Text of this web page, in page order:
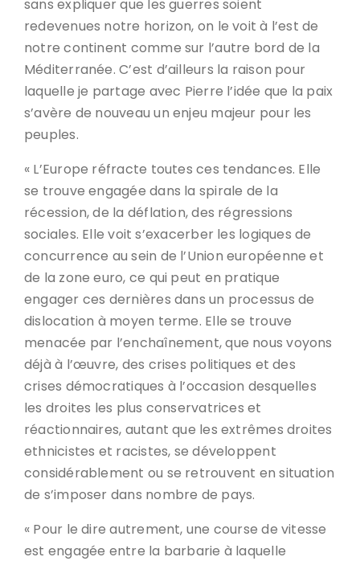
sans expliquer que les guerres soient
redevenues notre horizon, on le voit à l’est de
notre continent comme sur l’autre bord de la
Méditerranée. C’est d’ailleurs la raison pour
laquelle je partage avec Pierre l’idée que la paix
s’avère de nouveau un enjeu majeur pour les
peuples.
« L’Europe réfracte toutes ces tendances. Elle
se trouve engagée dans la spirale de la
récession, de la déflation, des régressions
sociales. Elle voit s’exacerber les logiques de
concurrence au sein de l’Union européenne et
de la zone euro, ce qui peut en pratique
engager ces dernières dans un processus de
dislocation à moyen terme. Elle se trouve
menacée par l’enchaînement, que nous voyons
déjà à l’œuvre, des crises politiques et des
crises démocratiques à l’occasion desquelles
les droites les plus conservatrices et
réactionnaires, autant que les extrêmes droites
ethnicistes et racistes, se développent
considérablement ou se retrouvent en situation
de s’imposer dans nombre de pays.
« Pour le dire autrement, une course de vitesse
est engagée entre la barbarie à laquelle